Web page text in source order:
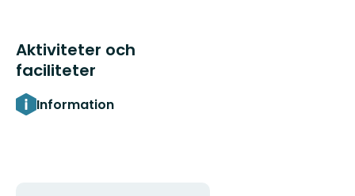
Aktiviteter och
faciliteter
Information